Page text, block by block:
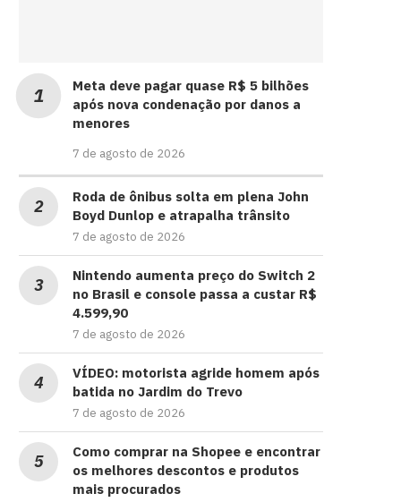
Meta deve pagar quase R$ 5 bilhões
após nova condenação por danos a
menores
7 de agosto de 2026
Roda de ônibus solta em plena John
Boyd Dunlop e atrapalha trânsito
7 de agosto de 2026
Nintendo aumenta preço do Switch 2
no Brasil e console passa a custar R$
4.599,90
7 de agosto de 2026
VÍDEO: motorista agride homem após
batida no Jardim do Trevo
7 de agosto de 2026
Como comprar na Shopee e encontrar
os melhores descontos e produtos
mais procurados